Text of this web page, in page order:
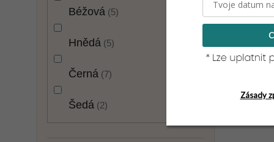
Béžová 5
Hnědá 5
Černá 7
Šedá 2
M L
Zásady